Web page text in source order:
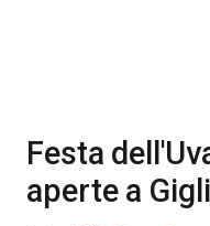
Festa
aperte a